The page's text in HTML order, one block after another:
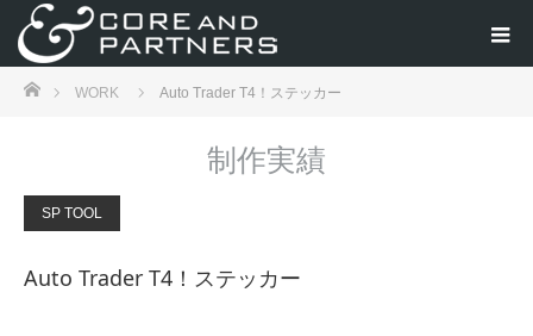
ホームWORK Auto Trader T4！ステッカー
制作実績
SP TOOL
Auto Trader T4！ステッカー